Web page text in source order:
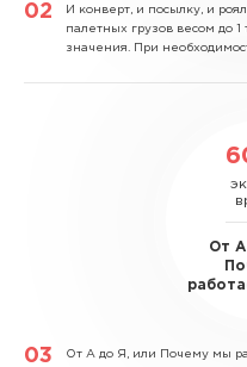
И конверт, и посылку, и
палетных грузов весом до
значения. При
От
От А до Я, или Почему мы